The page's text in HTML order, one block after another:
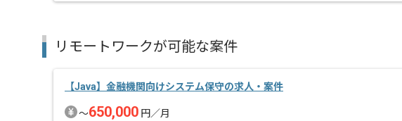
リモートワークが可能な案件
【Java】金融機関向けシステム保守の求人・案件
〜650,000 円／月